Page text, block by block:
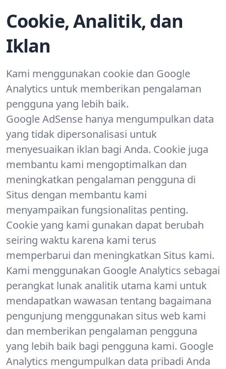
Cookie, Analitik, dan
Iklan
Kami menggunakan cookie dan Google
Analytics untuk memberikan pengalaman
pengguna yang lebih baik.
Google AdSense hanya mengumpulkan data
yang tidak dipersonalisasi untuk
menyesuaikan iklan bagi Anda. Cookie juga
membantu kami mengoptimalkan dan
meningkatkan pengalaman pengguna di
Situs dengan membantu kami
menyampaikan fungsionalitas penting.
Cookie yang kami gunakan dapat berubah
seiring waktu karena kami terus
memperbarui dan meningkatkan Situs kami.
Kami menggunakan Google Analytics sebagai
perangkat lunak analitik utama kami untuk
mendapatkan wawasan tentang bagaimana
pengunjung menggunakan situs web kami
dan memberikan pengalaman pengguna
yang lebih baik bagi pengguna kami. Google
Analytics mengumpulkan data pribadi Anda